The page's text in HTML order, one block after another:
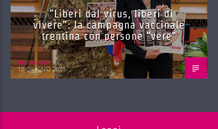
“Liberi dal virus, liberi di
vivere”: la campagna vaccinale
trentina con persone “vere”
Red.azione
10 GIUGNO 2021